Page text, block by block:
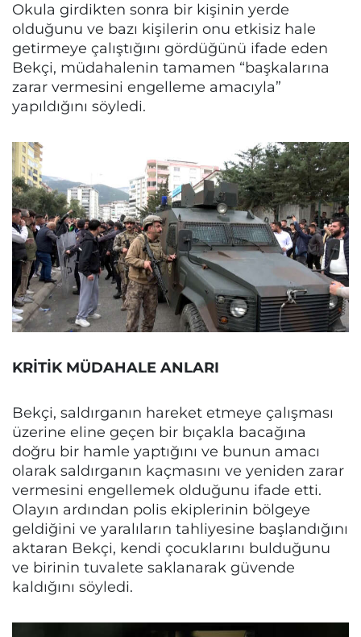
Okula girdikten sonra bir kişinin yerde
olduğunu ve bazı kişilerin onu etkisiz hale
getirmeye çalıştığını gördüğünü ifade eden
Bekçi, müdahalenin tamamen “başkalarına
zarar vermesini engelleme amacıyla”
yapıldığını söyledi.
KRİTİK MÜDAHALE ANLARI
Bekçi, saldırganın hareket etmeye çalışması
üzerine eline geçen bir bıçakla bacağına
doğru bir hamle yaptığını ve bunun amacı
olarak saldırganın kaçmasını ve yeniden zarar
vermesini engellemek olduğunu ifade etti.
Olayın ardından polis ekiplerinin bölgeye
geldiğini ve yaralıların tahliyesine başlandığını
aktaran Bekçi, kendi çocuklarını bulduğunu
ve birinin tuvalete saklanarak güvende
kaldığını söyledi.